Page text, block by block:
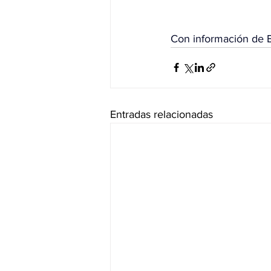
Con información de
Entradas relacionadas